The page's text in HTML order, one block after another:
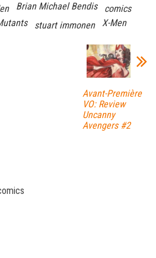
Brian Michael Bendis
comics
stuart immonen X-Men
Avant-Première
VO: Review
Uncanny
Avengers #2